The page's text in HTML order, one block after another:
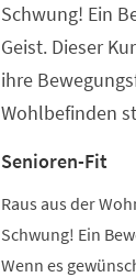
Schwung! Ein
Geist. Dieser
ihre
Wohlbefinden
Senioren-Fit
Raus aus der
Schwung! Ein
Wenn es